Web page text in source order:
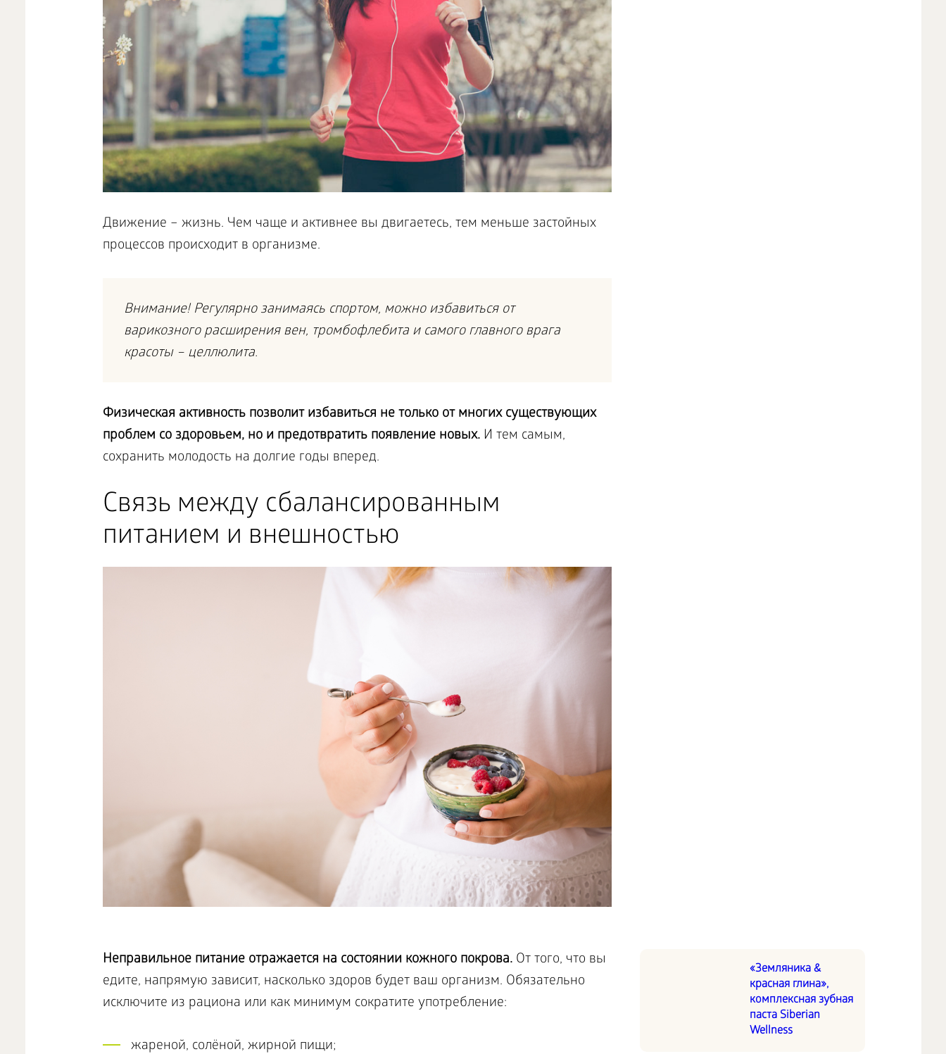
Движение – жизнь. Чем чаще и активнее вы двигаетесь, тем меньше застойных
процессов происходит в организме.
Внимание! Регулярно занимаясь спортом, можно избавиться от
варикозного расширения вен, тромбофлебита и самого главного врага
красоты – целлюлита.
Физическая активность позволит избавиться не только от многих существующих
проблем со здоровьем, но и предотвратить появление новых.И тем самым,
сохранить молодость на долгие годы вперед.
Связь между сбалансированным
питанием и внешностью
«Земляника &
красная глина»,
комплексная зубная
паста Siberian
Wellness
Неправильное питание отражается на состоянии кожного покрова.От того, что вы
едите, напрямую зависит, насколько здоров будет ваш организм. Обязательно
исключите из рациона или как минимум сократите употребление:
жареной, солёной, жирной пищи;